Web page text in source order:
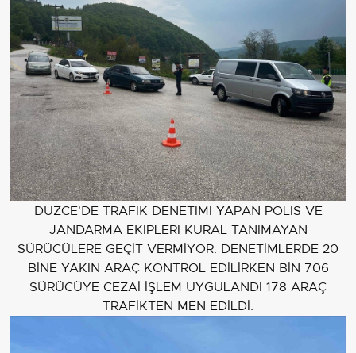
DÜZCE'DE TRAFİK DENETİMİ YAPAN POLİS VE
JANDARMA EKİPLERİ KURAL TANIMAYAN
SÜRÜCÜLERE GEÇİT VERMİYOR. DENETİMLERDE 20
BİNE YAKIN ARAÇ KONTROL EDİLİRKEN BİN 706
SÜRÜCÜYE CEZAİ İŞLEM UYGULANDI 178 ARAÇ
TRAFİKTEN MEN EDİLDİ.